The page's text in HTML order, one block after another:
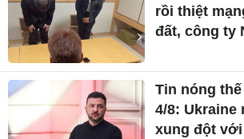
rồi thiệt
đất, công ty
Tin nóng
4/8: Ukraine
xung đột